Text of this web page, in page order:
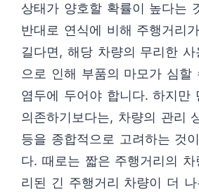
상태가 양호할 확률이 높다는
반대로 연식에 비해 주행거리
길다면, 해당 차량의 무리한
으로 인해 부품의 마모가 심할
염두에 두어야 합니다. 하지만
의존하기보다는, 차량의 관리
등을 종합적으로 고려하는 것
다. 때로는 짧은 주행거리의
리된 긴 주행거리 차량이 더